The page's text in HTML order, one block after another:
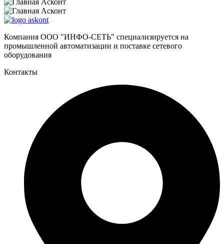
Компания ООО "ИНФО-СЕТЬ" специализируется на
промышленной автоматизации и поставке сетевого
оборудования
Контакты